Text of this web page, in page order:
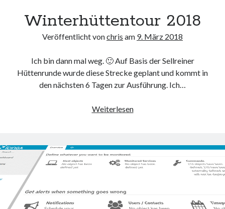
Winterhüttentour 2018
Veröffentlicht vonchris am 9. März 2018
Ich bin dann mal weg. 🙂 Auf Basis der Sellreiner
Hüttenrunde wurde diese Strecke geplant und kommt in
den nächsten 6 Tagen zur Ausführung. Ich…
WeiterlesenWinterhüttentour